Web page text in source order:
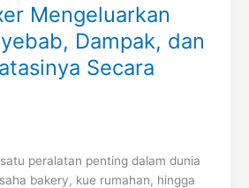
Mengeluarkan
Dampak, dan
Secara
peralatan penting dalam dunia
bakery, kue rumahan, hingga